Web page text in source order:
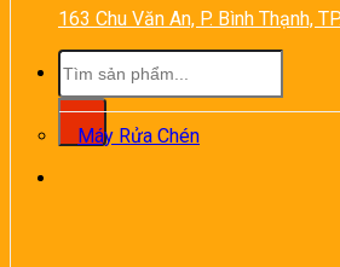
163 Chu Văn An, P. Bình Thạnh,
Tìm
kiếm:
Máy Rửa Chén